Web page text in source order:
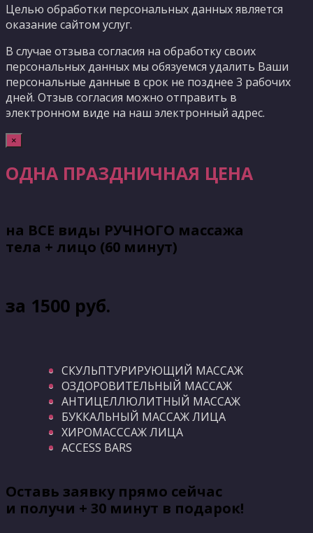
Целью обработки персональных данных является
оказание сайтом услуг.
В случае отзыва согласия на обработку своих
персональных данных мы обязуемся удалить Ваши
персональные данные в срок не позднее 3 рабочих
дней. Отзыв согласия можно отправить в
электронном виде на наш электронный адрес.
×
ОДНА ПРАЗДНИЧНАЯ ЦЕНА
на ВСЕ виды РУЧНОГО массажа
тела + лицо (60 минут)
за 1500 руб.
СКУЛЬПТУРИРУЮЩИЙ МАССАЖ
ОЗДОРОВИТЕЛЬНЫЙ МАССАЖ
АНТИЦЕЛЛЮЛИТНЫЙ МАССАЖ
БУККАЛЬНЫЙ МАССАЖ ЛИЦА
ХИРОМАСССАЖ ЛИЦА
ACCESS BARS
Оставь заявку прямо сейчас
и получи + 30 минут в подарок!